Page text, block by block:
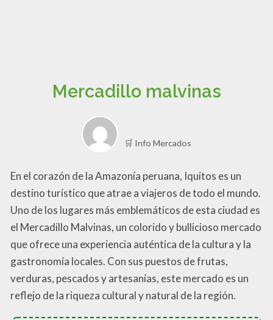
Mercadillo malvinas
🛒 Info Mercados
En el corazón de la Amazonía peruana, Iquitos es un
destino turístico que atrae a viajeros de todo el mundo.
Uno de los lugares más emblemáticos de esta ciudad es
el Mercadillo Malvinas, un colorido y bullicioso mercado
que ofrece una experiencia auténtica de la cultura y la
gastronomía locales. Con sus puestos de frutas,
verduras, pescados y artesanías, este mercado es un
reflejo de la riqueza cultural y natural de la región.